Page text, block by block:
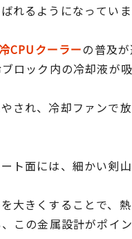
れるようになっていま
CPUクーラーの普及が
ロック内の冷却液が
され、冷却ファンで
ト面には、細かい剣
大きくすることで、熱
この金属設計がポイ